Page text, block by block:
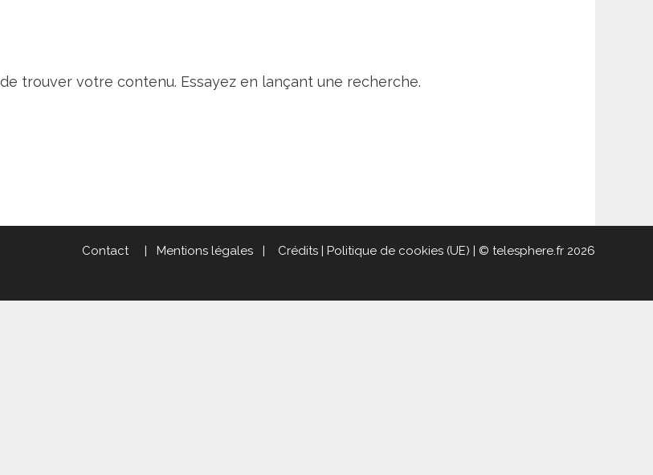
trouver votre contenu. Essayez en lançant une recherche.
Contact| Mentions légales | Crédits | Politique de cookies (UE) | © telesphere.fr 2026